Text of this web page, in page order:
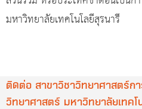
มหาวิทยาลัยเทคโนโลยีสุรนารี
ติดต่อ สาขาวิชาวิทยาศาสตร์ก
วิทยาศาสตร์ มหาวิทยาลัยเทค